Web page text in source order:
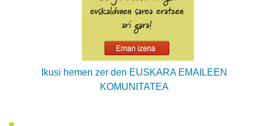
Ikusi hemen zer den EUSKARA EMAILEEN
KOMUNITATEA